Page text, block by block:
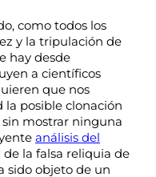
como todos los
y la tripulación de
hay desde
a científicos
que nos
posible clonación
sin mostrar ninguna
análisis del
la falsa reliquia de
sido objeto de un